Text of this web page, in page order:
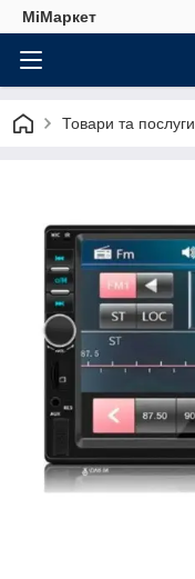
МіМаркет
Товари та послуги